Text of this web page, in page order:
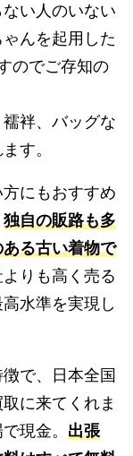
い人のいない
んを起用した
のでご存知の
袢、バッグな
す。
にもおすすめ
独自の販路も多
る古い着物で
りも高く売る
水準を実現し
で、日本全国
に来てくれま
現金。 出張